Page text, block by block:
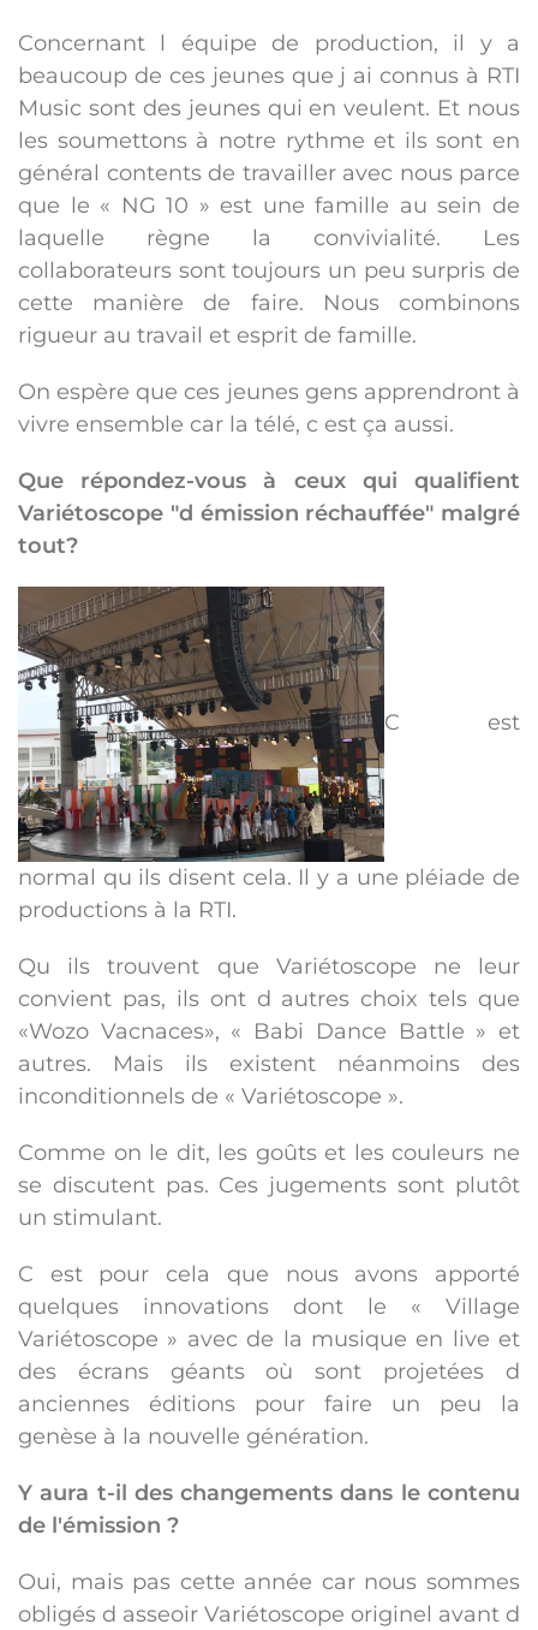
Concernant l équipe de production, il y a
beaucoup de ces jeunes que j ai connus à RTI
Music sont des jeunes qui en veulent. Et nous
les soumettons à notre rythme et ils sont en
général contents de travailler avec nous parce
que le « NG 10 » est une famille au sein de
laquelle règne la convivialité. Les
collaborateurs sont toujours un peu surpris de
cette manière de faire. Nous combinons
rigueur au travail et esprit de famille.
On espère que ces jeunes gens apprendront à
vivre ensemble car la télé, c est ça aussi.
Que répondez-vous à ceux qui qualifient
Variétoscope "d émission réchauffée" malgré
tout?
C est
normal qu ils disent cela. Il y a une pléiade de
productions à la RTI.
Qu ils trouvent que Variétoscope ne leur
convient pas, ils ont d autres choix tels que
«Wozo Vacnaces», « Babi Dance Battle » et
autres. Mais ils existent néanmoins des
inconditionnels de « Variétoscope ».
Comme on le dit, les goûts et les couleurs ne
se discutent pas. Ces jugements sont plutôt
un stimulant.
C est pour cela que nous avons apporté
quelques innovations dont le « Village
Variétoscope » avec de la musique en live et
des écrans géants où sont projetées d
anciennes éditions pour faire un peu la
genèse à la nouvelle génération.
Y aura t-il des changements dans le contenu
de l'émission ?
Oui, mais pas cette année car nous sommes
obligés d asseoir Variétoscope originel avant d